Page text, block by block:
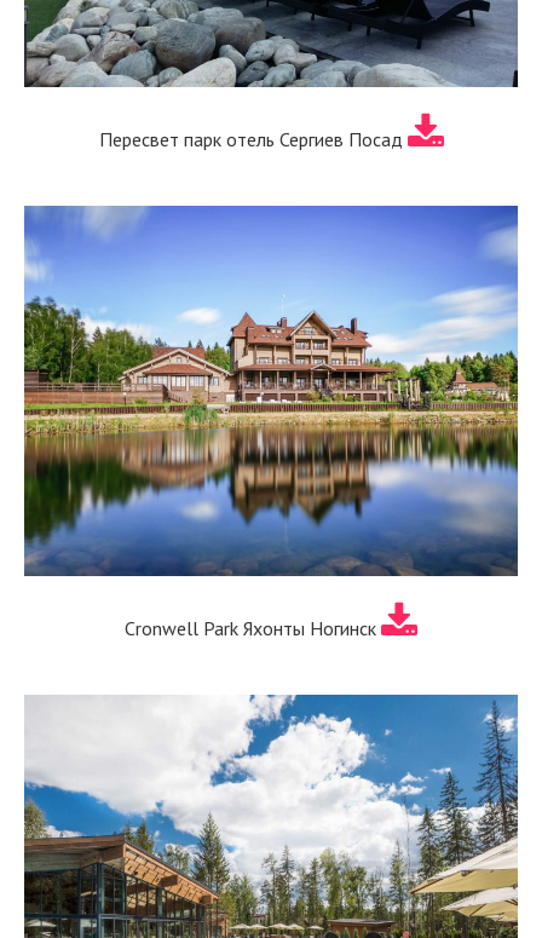
Пересвет парк отель Сергиев Посад
Cronwell Park Яхонты Ногинск